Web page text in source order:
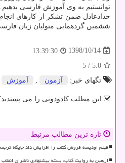
توانستیم به وی آموزش فارسی
حدادعادل ضمن تشكر از كارهای
ششمین گردهمایی متولیان زبان
1398/10/14
13:39:30
5.0
/ 5
تگهای خبر:
آزمون , آموزش
این مطلب کادودونی را می
تازه ترین مطالب مرتبط
فیلم اودیسه فروش کتاب را افزایش داد جایگاه
اربعین به روایت کتاب، بسته پیشنهادی ناشران